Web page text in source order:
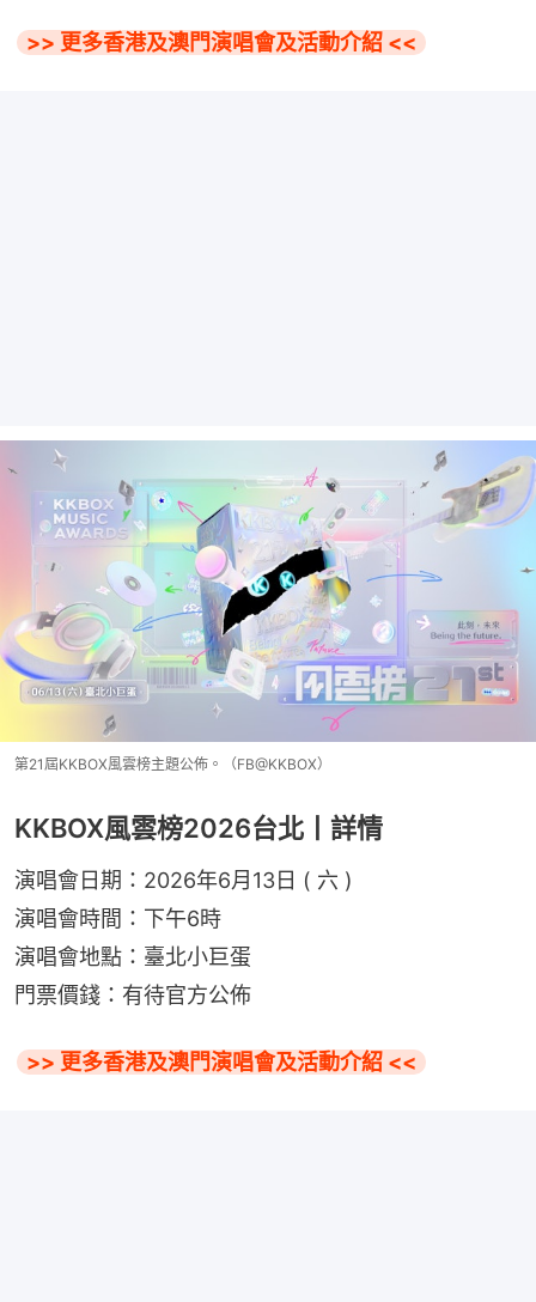
>> 更多香港及澳門演唱會及活動介紹 <<
第21屆KKBOX風雲榜主題公佈。（FB@KKBOX）
KKBOX風雲榜2026台北丨詳情
演唱會日期：2026年6月13日 ( 六 )
演唱會時間：下午6時
演唱會地點：臺北小巨蛋
門票價錢：有待官方公佈
>> 更多香港及澳門演唱會及活動介紹 <<